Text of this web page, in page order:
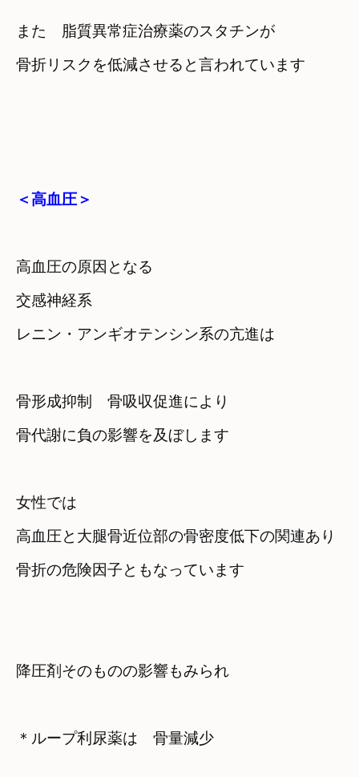
また　脂質異常症治療薬のスタチンが
骨折リスクを低減させると言われています
＜高血圧＞
高血圧の原因となる
交感神経系
レニン・アンギオテンシン系の亢進は
骨形成抑制　骨吸収促進により
骨代謝に負の影響を及ぼします
女性では
高血圧と大腿骨近位部の骨密度低下の関連あり
骨折の危険因子ともなっています
降圧剤そのものの影響もみられ
＊ループ利尿薬は　骨量減少